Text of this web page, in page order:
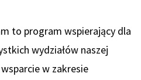
to program wspierający dla
wydziałów naszej
w zakresie